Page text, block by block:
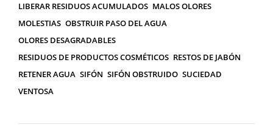
LIBERAR RESIDUOS ACUMULADOS MALOS OLORES
MOLESTIAS OBSTRUIR PASO DEL AGUA
OLORES DESAGRADABLES
RESIDUOS DE PRODUCTOS COSMÉTICOS RESTOS DE JABÓN
RETENER AGUA SIFÓN SIFÓN OBSTRUIDO SUCIEDAD
VENTOSA